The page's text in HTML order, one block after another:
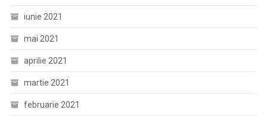
iunie 2021
mai 2021
aprilie 2021
martie 2021
februarie 2021